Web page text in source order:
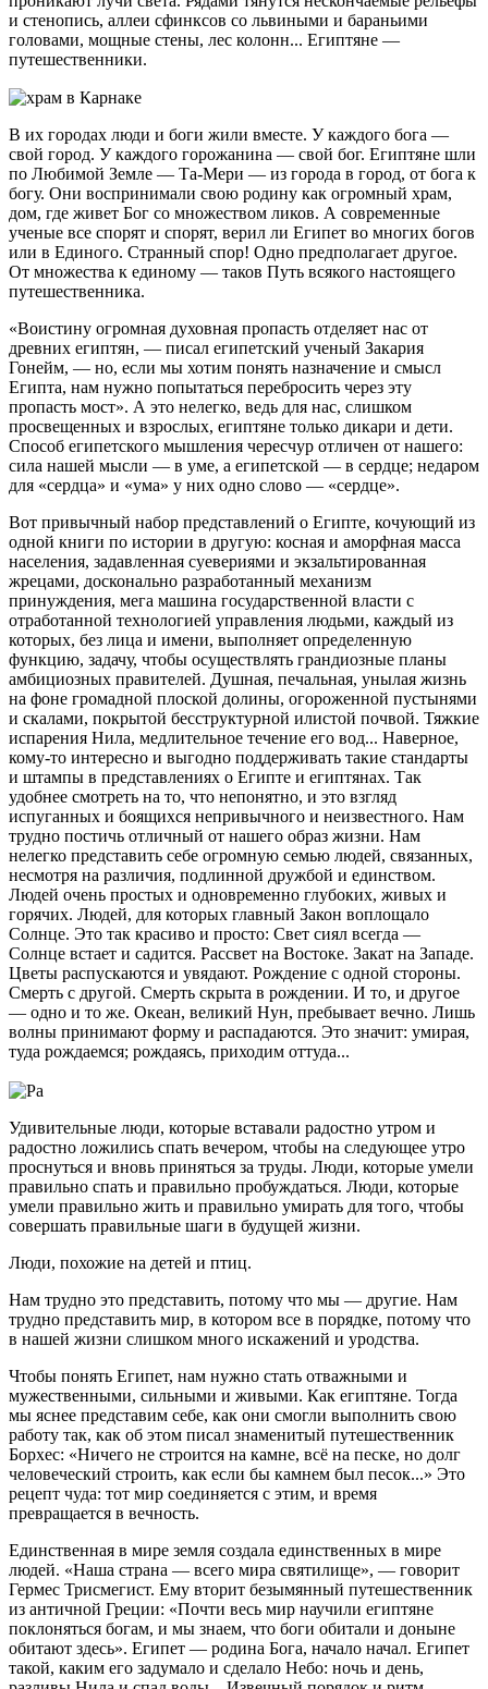
и стенопись, аллеи сфинксов со львиными и бараньими
головами, мощные стены, лес колонн... Египтяне —
путешественники.
В их городах люди и боги жили вместе. У каждого бога —
свой город. У каждого горожанина — свой бог. Египтяне шли
по Любимой Земле — Та-Мери — из города в город, от бога к
богу. Они воспринимали свою родину как огромный храм,
дом, где живет Бог со множеством ликов. А современные
ученые все спорят и спорят, верил ли Египет во многих богов
или в Единого. Странный спор! Одно предполагает другое.
От множества к единому — таков Путь всякого настоящего
путешественника.
«Воистину огромная духовная пропасть отделяет нас от
древних египтян, — писал египетский ученый Закария
Гонейм, — но, если мы хотим понять назначение и смысл
Египта, нам нужно попытаться перебросить через эту
пропасть мост». А это нелегко, ведь для нас, слишком
просвещенных и взрослых, египтяне только дикари и дети.
Способ египетского мышления чересчур отличен от нашего:
сила нашей мысли — в уме, а египетской — в сердце; недаром
для «сердца» и «ума» у них одно слово — «сердце».
Вот привычный набор представлений о Египте, кочующий из
одной книги по истории в другую: косная и аморфная масса
населения, задавленная суевериями и экзальтированная
жрецами, досконально разработанный механизм
принуждения, мега машина государственной власти с
отработанной технологией управления людьми, каждый из
которых, без лица и имени, выполняет определенную
функцию, задачу, чтобы осуществлять грандиозные планы
амбициозных правителей. Душная, печальная, унылая жизнь
на фоне громадной плоской долины, огороженной пустынями
и скалами, покрытой бесструктурной илистой почвой. Тяжкие
испарения Нила, медлительное течение его вод... Наверное,
кому-то интересно и выгодно поддерживать такие стандарты
и штампы в представлениях о Египте и египтянах. Так
удобнее смотреть на то, что непонятно, и это взгляд
испуганных и боящихся непривычного и неизвестного. Нам
трудно постичь отличный от нашего образ жизни. Нам
нелегко представить себе огромную семью людей, связанных,
несмотря на различия, подлинной дружбой и единством.
Людей очень простых и одновременно глубоких, живых и
горячих. Людей, для которых главный Закон воплощало
Солнце. Это так красиво и просто: Свет сиял всегда —
Солнце встает и садится. Рассвет на Востоке. Закат на Западе.
Цветы распускаются и увядают. Рождение с одной стороны.
Смерть с другой. Смерть скрыта в рождении. И то, и другое
— одно и то же. Океан, великий Нун, пребывает вечно. Лишь
волны принимают форму и распадаются. Это значит: умирая,
туда рождаемся; рождаясь, приходим оттуда...
Удивительные люди, которые вставали радостно утром и
радостно ложились спать вечером, чтобы на следующее утро
проснуться и вновь приняться за труды. Люди, которые умели
правильно спать и правильно пробуждаться. Люди, которые
умели правильно жить и правильно умирать для того, чтобы
совершать правильные шаги в будущей жизни.
Люди, похожие на детей и птиц.
Нам трудно это представить, потому что мы — другие. Нам
трудно представить мир, в котором все в порядке, потому что
в нашей жизни слишком много искажений и уродства.
Чтобы понять Египет, нам нужно стать отважными и
мужественными, сильными и живыми. Как египтяне. Тогда
мы яснее представим себе, как они смогли выполнить свою
работу так, как об этом писал знаменитый путешественник
Борхес: «Ничего не строится на камне, всё на песке, но долг
человеческий строить, как если бы камнем был песок...» Это
рецепт чуда: тот мир соединяется с этим, и время
превращается в вечность.
Единственная в мире земля создала единственных в мире
людей. «Наша страна — всего мира святилище», — говорит
Гермес Трисмегист. Ему вторит безымянный путешественник
из античной Греции: «Почти весь мир научили египтяне
поклоняться богам, и мы знаем, что боги обитали и доныне
обитают здесь». Египет — родина Бога, начало начал. Египет
такой, каким его задумало и сделало Небо: ночь и день,